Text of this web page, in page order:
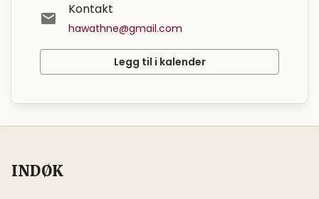
Kontakt
hawathne@gmail.com
Legg til i kalender
INDØK